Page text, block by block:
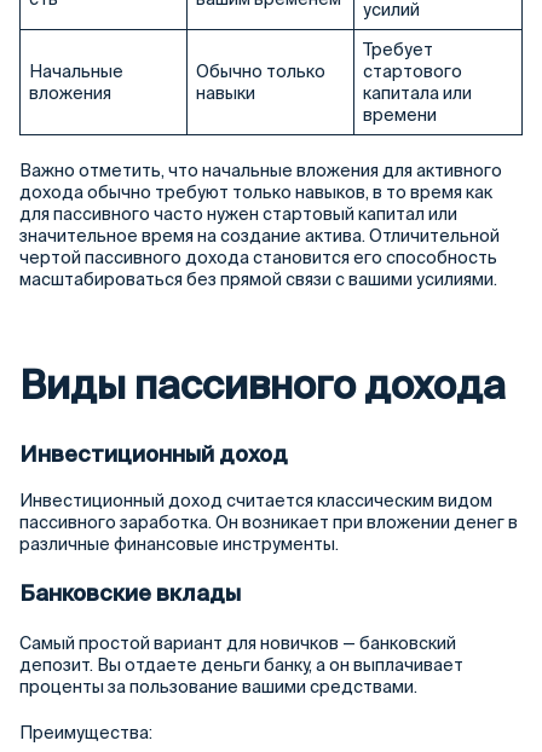
усилий
Начальные
вложения
Обычно только
навыки
Требует
стартового
капитала или
времени
Важно отметить, что начальные вложения для активного
дохода обычно требуют только навыков, в то время как
для пассивного часто нужен стартовый капитал или
значительное время на создание актива. Отличительной
чертой пассивного дохода становится его способность
масштабироваться без прямой связи с вашими усилиями.
Виды пассивного дохода
Инвестиционный доход
Инвестиционный доход считается классическим видом
пассивного заработка. Он возникает при вложении денег в
различные финансовые инструменты.
Банковские вклады
Самый простой вариант для новичков — банковский
депозит. Вы отдаете деньги банку, а он выплачивает
проценты за пользование вашими средствами.
Преимущества: